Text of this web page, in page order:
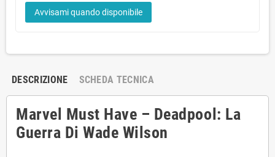
Avvisami quando disponibile
DESCRIZIONE SCHEDA TECNICA
Marvel Must Have – Deadpool: La
Guerra Di Wade Wilson